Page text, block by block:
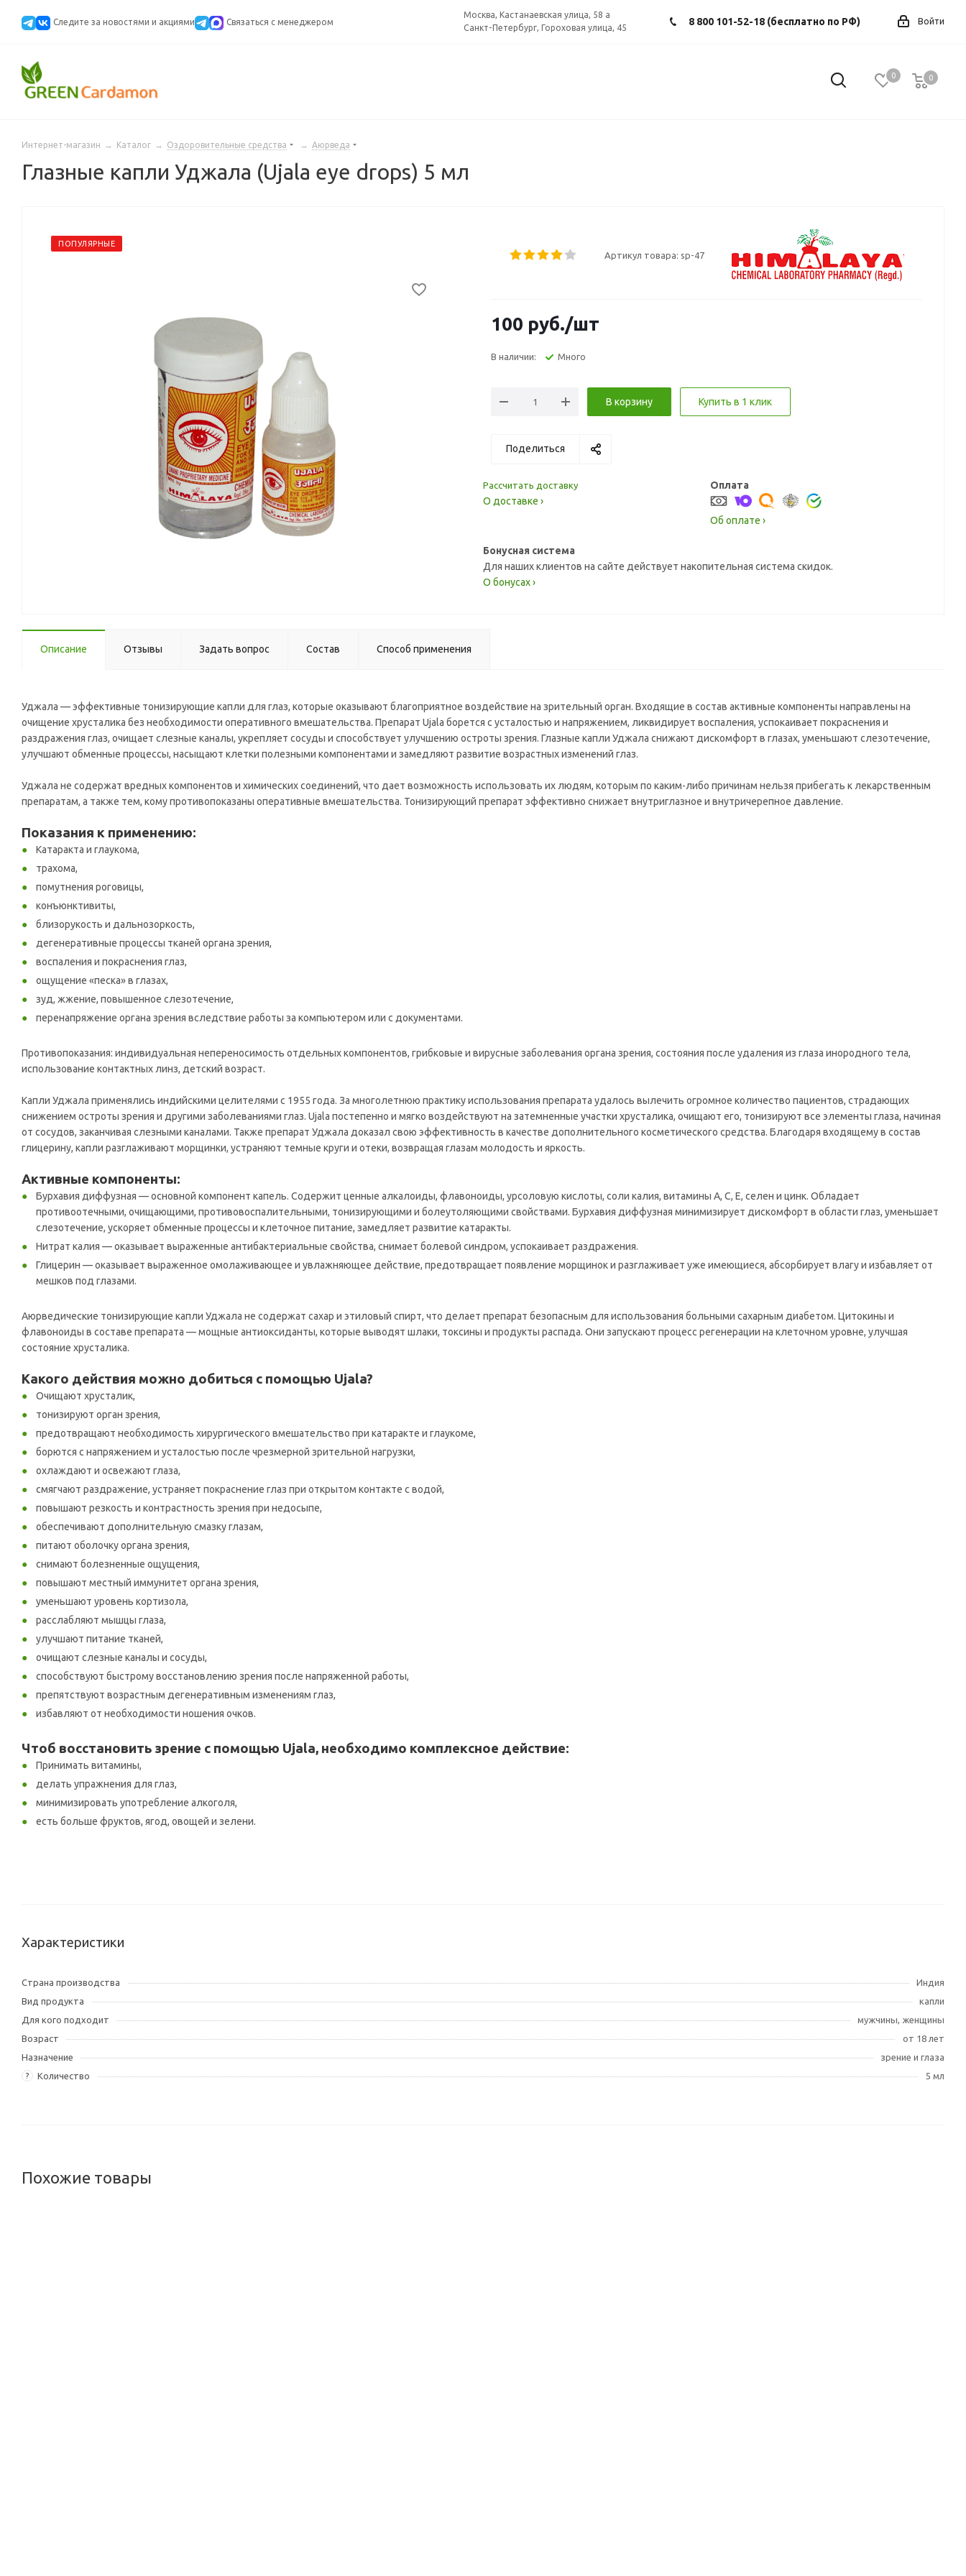
Следите за новостями и акциями Cвязаться с менеджером Войти
Москва, Кастанаевская улица, 58 а
Санкт-Петербург, Гороховая улица, 45
8 800 101-52-18 (бесплатно по РФ)
0 0
0
Интернет-магазин → Каталог → Оздоровительные средства → Аюрведа
Глазные капли Уджала (Ujala eye drops) 5 мл
ПОПУЛЯРНЫЕ
Артикул товара: sp-47
100 руб./шт
В наличии: Много
В корзину Купить в 1 клик
Поделиться
Рассчитать доставку
О доставке ›
Оплата
Об оплате ›
Бонусная система
Для наших клиентов на сайте действует накопительная система скидок.
О бонусах ›
Описание Отзывы Задать вопрос Состав Способ применения
Уджала — эффективные тонизирующие капли для глаз, которые оказывают благоприятное воздействие на зрительный орган. Входящие в состав активные компоненты направлены на
очищение хрусталика без необходимости оперативного вмешательства. Препарат Ujala борется с усталостью и напряжением, ликвидирует воспаления, успокаивает покраснения и
раздражения глаз, очищает слезные каналы, укрепляет сосуды и способствует улучшению остроты зрения. Глазные капли Уджала снижают дискомфорт в глазах, уменьшают слезотечение,
улучшают обменные процессы, насыщают клетки полезными компонентами и замедляют развитие возрастных изменений глаз.
Уджала не содержат вредных компонентов и химических соединений, что дает возможность использовать их людям, которым по каким-либо причинам нельзя прибегать к лекарственным
препаратам, а также тем, кому противопоказаны оперативные вмешательства. Тонизирующий препарат эффективно снижает внутриглазное и внутричерепное давление.
Показания к применению:
Катаракта и глаукома,
трахома,
помутнения роговицы,
конъюнктивиты,
близорукость и дальнозоркость,
дегенеративные процессы тканей органа зрения,
воспаления и покраснения глаз,
ощущение «песка» в глазах,
зуд, жжение, повышенное слезотечение,
перенапряжение органа зрения вследствие работы за компьютером или с документами.
Противопоказания: индивидуальная непереносимость отдельных компонентов, грибковые и вирусные заболевания органа зрения, состояния после удаления из глаза инородного тела,
использование контактных линз, детский возраст.
Капли Уджала применялись индийскими целителями с 1955 года. За многолетнюю практику использования препарата удалось вылечить огромное количество пациентов, страдающих
снижением остроты зрения и другими заболеваниями глаз. Ujala постепенно и мягко воздействуют на затемненные участки хрусталика, очищают его, тонизируют все элементы глаза, начиная
от сосудов, заканчивая слезными каналами. Также препарат Уджала доказал свою эффективность в качестве дополнительного косметического средства. Благодаря входящему в состав
глицерину, капли разглаживают морщинки, устраняют темные круги и отеки, возвращая глазам молодость и яркость.
Активные компоненты:
Бурхавия диффузная — основной компонент капель. Содержит ценные алкалоиды, флавоноиды, урсоловую кислоты, соли калия, витамины А, С, Е, селен и цинк. Обладает
противоотечными, очищающими, противовоспалительными, тонизирующими и болеутоляющими свойствами. Бурхавия диффузная минимизирует дискомфорт в области глаз, уменьшает
слезотечение, ускоряет обменные процессы и клеточное питание, замедляет развитие катаракты.
Нитрат калия — оказывает выраженные антибактериальные свойства, снимает болевой синдром, успокаивает раздражения.
Глицерин — оказывает выраженное омолаживающее и увлажняющее действие, предотвращает появление морщинок и разглаживает уже имеющиеся, абсорбирует влагу и избавляет от
мешков под глазами.
Аюрведические тонизирующие капли Уджала не содержат сахар и этиловый спирт, что делает препарат безопасным для использования больными сахарным диабетом. Цитокины и
флавоноиды в составе препарата — мощные антиоксиданты, которые выводят шлаки, токсины и продукты распада. Они запускают процесс регенерации на клеточном уровне, улучшая
состояние хрусталика.
Какого действия можно добиться с помощью Ujala?
Очищают хрусталик,
тонизируют орган зрения,
предотвращают необходимость хирургического вмешательство при катаракте и глаукоме,
борются с напряжением и усталостью после чрезмерной зрительной нагрузки,
охлаждают и освежают глаза,
смягчают раздражение, устраняет покраснение глаз при открытом контакте с водой,
повышают резкость и контрастность зрения при недосыпе,
обеспечивают дополнительную смазку глазам,
питают оболочку органа зрения,
снимают болезненные ощущения,
повышают местный иммунитет органа зрения,
уменьшают уровень кортизола,
расслабляют мышцы глаза,
улучшают питание тканей,
очищают слезные каналы и сосуды,
способствуют быстрому восстановлению зрения после напряженной работы,
препятствуют возрастным дегенеративным изменениям глаз,
избавляют от необходимости ношения очков.
Чтоб восстановить зрение с помощью Ujala, необходимо комплексное действие:
Принимать витамины,
делать упражнения для глаз,
минимизировать употребление алкоголя,
есть больше фруктов, ягод, овощей и зелени.
Характеристики
Страна производства
Индия
Вид продукта
капли
Для кого подходит
мужчины, женщины
Возраст
от 18 лет
Назначение
зрение и глаза
? Количество 5 мл
Похожие товары